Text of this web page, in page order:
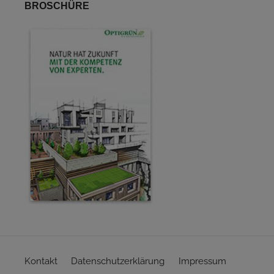
BROSCHÜRE
Kontakt Datenschutzerklärung Impressum